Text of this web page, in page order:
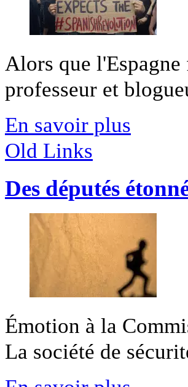
Alors que
professeur et
En savoir plus
Old Links
Des députés
Émotion à la
La société de